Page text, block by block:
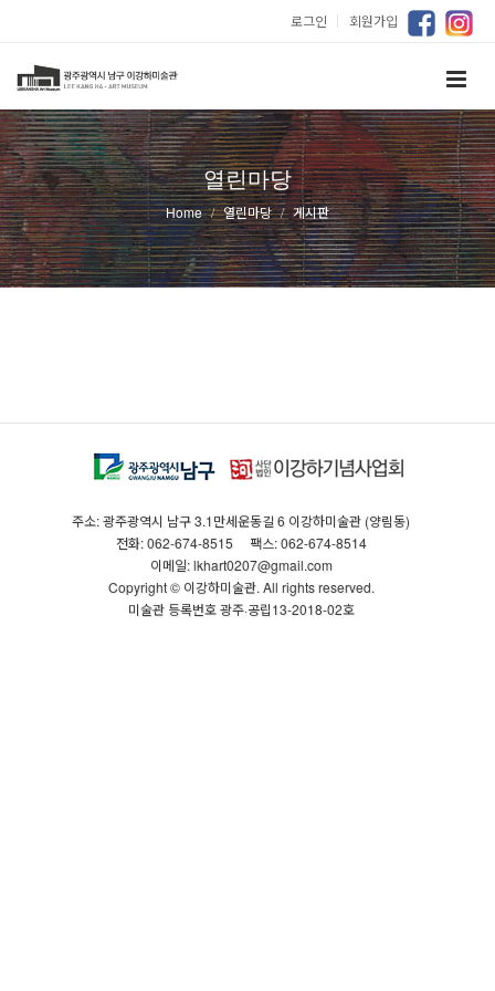
로그인 ｜ 회원가입
열린마당
Home 열린마당 게시판
주소: 광주광역시 남구 3.1만세운동길 6 이강하미술관 (양림동)
전화: 062-674-8515
팩스: 062-674-8514
이메일: lkhart0207@gmail.com
Copyright © 이강하미술관. All rights reserved.
미술관 등록번호 광주·공립13-2018-02호